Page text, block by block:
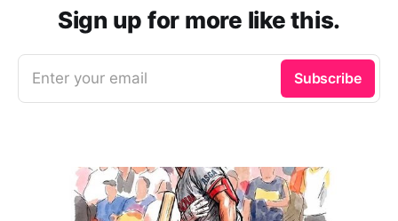
Sign up for more like this.
Enter your email Subscribe